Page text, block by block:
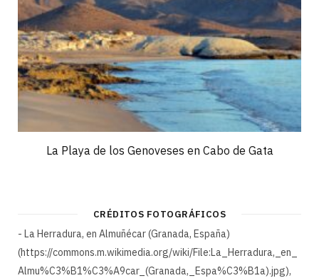
La Playa de los Genoveses en Cabo de Gata
CRÉDITOS FOTOGRÁFICOS
- La Herradura, en Almuñécar (Granada, España)
(https://commons.m.wikimedia.org/wiki/File:La_Herradura,_en_
Almu%C3%B1%C3%A9car_(Granada,_Espa%C3%B1a).jpg),